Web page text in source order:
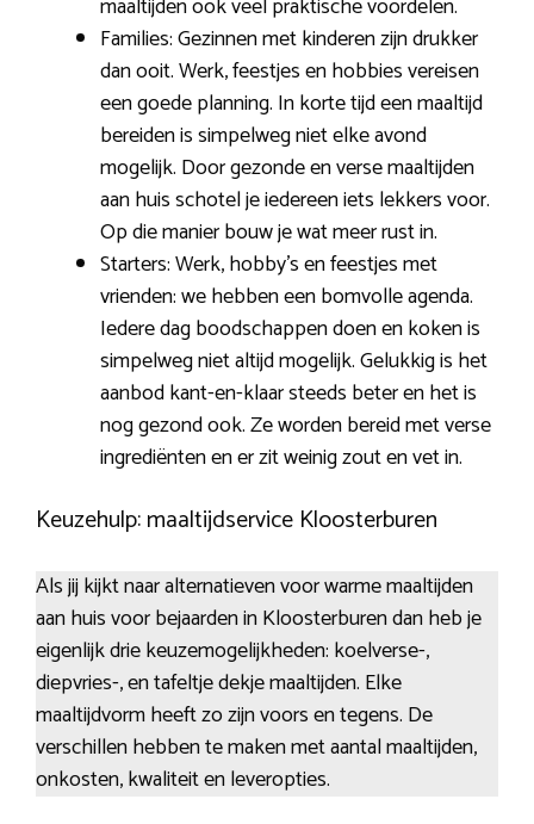
Families: Gezinnen met kinderen zijn drukker
dan ooit. Werk, feestjes en hobbies vereisen
een goede planning. In korte tijd een maaltijd
bereiden is simpelweg niet elke avond
mogelijk. Door gezonde en verse maaltijden
aan huis schotel je iedereen iets lekkers voor.
Op die manier bouw je wat meer rust in.
Starters: Werk, hobby’s en feestjes met
vrienden: we hebben een bomvolle agenda.
Iedere dag boodschappen doen en koken is
simpelweg niet altijd mogelijk. Gelukkig is het
aanbod kant-en-klaar steeds beter en het is
nog gezond ook. Ze worden bereid met verse
ingrediënten en er zit weinig zout en vet in.
Keuzehulp: maaltijdservice Kloosterburen
Als jij kijkt naar alternatieven voor warme maaltijden
aan huis voor bejaarden in Kloosterburen dan heb je
eigenlijk drie keuzemogelijkheden: koelverse-,
diepvries-, en tafeltje dekje maaltijden. Elke
maaltijdvorm heeft zo zijn voors en tegens. De
verschillen hebben te maken met aantal maaltijden,
onkosten, kwaliteit en leveropties.